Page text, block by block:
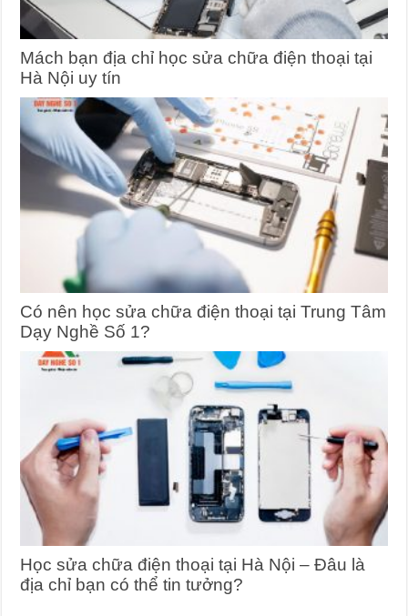
Mách bạn địa chỉ học sửa chữa điện thoại tại
Hà Nội uy tín
Có nên học sửa chữa điện thoại tại Trung Tâm
Dạy Nghề Số 1?
Học sửa chữa điện thoại tại Hà Nội – Đâu là
địa chỉ bạn có thể tin tưởng?